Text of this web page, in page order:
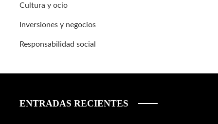
Cultura y ocio
Inversiones y negocios
Responsabilidad social
ENTRADAS RECIENTES